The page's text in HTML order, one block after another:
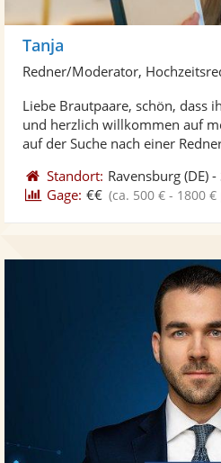
Tanja
Redner/Moderator,
Liebe Brautpaare, schön, dass
und herzlich willkommen auf
auf der Suche nach einer
Standort: Ravensburg (DE) -
Gage: €€ (ca. 500 € - 1800